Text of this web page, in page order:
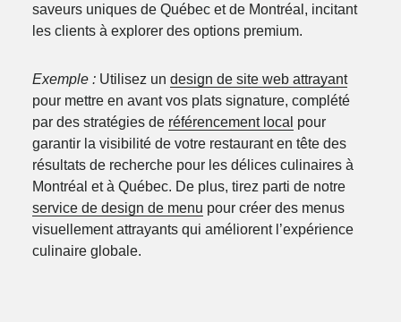
saveurs uniques de Québec et de Montréal, incitant
les clients à explorer des options premium.
Exemple :Utilisez un design de site web attrayant
pour mettre en avant vos plats signature, complété
par des stratégies de référencement local pour
garantir la visibilité de votre restaurant en tête des
résultats de recherche pour les délices culinaires à
Montréal et à Québec. De plus, tirez parti de notre
service de design de menu pour créer des menus
visuellement attrayants qui améliorent l’expérience
culinaire globale.